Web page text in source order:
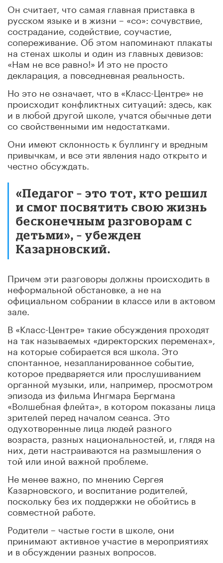
Он считает, что самая главная приставка в
русском языке и в жизни – «со»: сочувствие,
сострадание, содействие, соучастие,
сопереживание. Об этом напоминают плакаты
на стенах школы и один из главных девизов:
«Нам не все равно!» И это не просто
декларация, а повседневная реальность.
Но это не означает, что в «Класс-Центре» не
происходит конфликтных ситуаций: здесь, как
и в любой другой школе, учатся обычные дети
со свойственными им недостатками.
Они имеют склонность к буллингу и вредным
привычкам, и все эти явления надо открыто и
честно обсуждать.
«Педагог – это тот, кто решил
и смог посвятить свою жизнь
бесконечным разговорам с
детьми», – убежден
Казарновский.
Причем эти разговоры должны происходить в
неформальной обстановке, а не на
официальном собрании в классе или в актовом
зале.
В «Класс-Центре» такие обсуждения проходят
на так называемых «директорских переменах»,
на которые собирается вся школа. Это
спонтанное, незапланированное событие,
которое предваряется или прослушиванием
органной музыки, или, например, просмотром
эпизода из фильма Ингмара Бергмана
«Волшебная флейта», в котором показаны лица
зрителей перед началом сеанса. Это
одухотворенные лица людей разного
возраста, разных национальностей, и, глядя на
них, дети настраиваются на размышления о
той или иной важной проблеме.
Не менее важно, по мнению Сергея
Казарновского, и воспитание родителей,
поскольку без их поддержки не обойтись в
совместной работе.
Родители – частые гости в школе, они
принимают активное участие в мероприятиях
и в обсуждении разных вопросов.